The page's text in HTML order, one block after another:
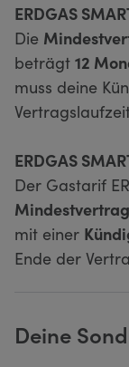
ERDGAS
Die
beträgt 12
muss deine
ERDGAS
Der Gastarif
mit einer
Ende der
Deine